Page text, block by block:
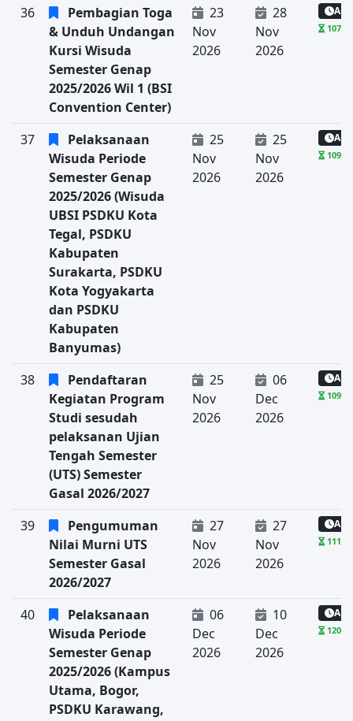
36
Pembagian Toga
& Unduh Undangan
Kursi Wisuda
Semester Genap
2025/2026 Wil 1 (BSI
Convention Center)
23
Nov
2026
28
Nov
2026
107
37
Pelaksanaan
Wisuda Periode
Semester Genap
2025/2026 (Wisuda
UBSI PSDKU Kota
Tegal, PSDKU
Kabupaten
Surakarta, PSDKU
Kota Yogyakarta
dan PSDKU
Kabupaten
Banyumas)
25
Nov
2026
25
Nov
2026
109
38
Pendaftaran
Kegiatan Program
Studi sesudah
pelaksanan Ujian
Tengah Semester
(UTS) Semester
Gasal 2026/2027
25
Nov
2026
06
Dec
2026
109
39
Pengumuman
Nilai Murni UTS
Semester Gasal
2026/2027
27
Nov
2026
27
Nov
2026
111
40
Pelaksanaan
Wisuda Periode
Semester Genap
2025/2026 (Kampus
Utama, Bogor,
PSDKU Karawang,
06
Dec
2026
10
Dec
2026
120